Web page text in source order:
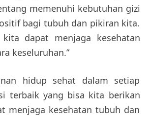
memenuhi kebutuhan gizi
bagi tubuh dan pikiran kita.
dapat menjaga kesehatan
keseluruhan.”
hidup sehat dalam setiap
terbaik yang bisa kita berikan
menjaga kesehatan tubuh dan